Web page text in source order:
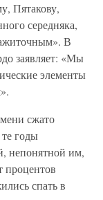
Пятакову,
середняка,
В
заявляет: «Мы
элементы
сжато
годы
непонятной им,
процентов
спать в